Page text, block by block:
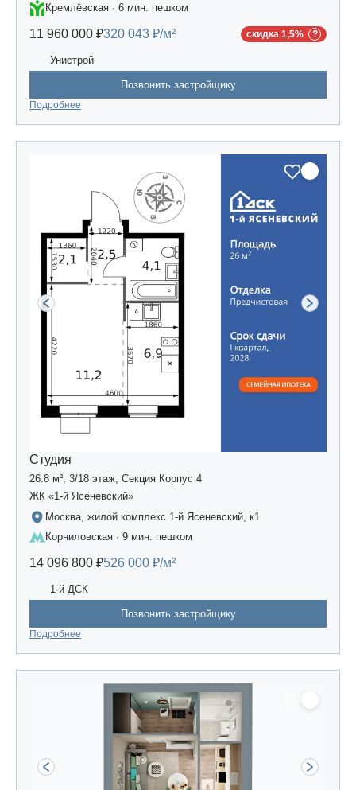
Кремлёвская · 6 мин. пешком
11 960 000 ₽320 043 ₽/м² скидка 1,5%
Унистрой
Позвонить застройщику
Подробнее
Студия
26.8 м², 3/18 этаж, Секция Корпус 4
ЖК «1-й Ясеневский»
Москва, жилой комплекс 1-й Ясеневский, к1
Корниловская · 9 мин. пешком
14 096 800 ₽526 000 ₽/м²
1-й ДСК
Позвонить застройщику
Подробнее